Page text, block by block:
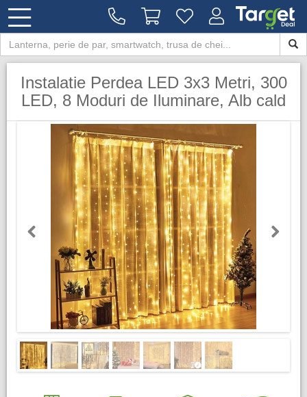
Instalatie Perdea LED 3x3 Metri, 300
LED, 8 Moduri de Iluminare, Alb cald
Previous